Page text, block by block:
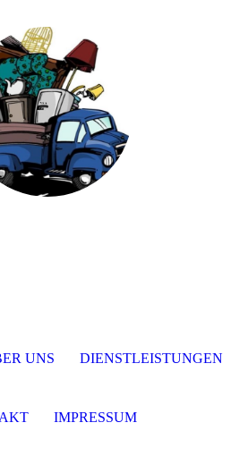
UNS DIENSTLEISTUNGEN
IMPRESSUM